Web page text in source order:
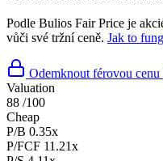
Podle Bulios Fair Price je
vůči své tržní ceně. Jak to
Odemknout férovou cenu
Valuation
88 /100
Cheap
P/B 0.35x
P/FCF 11.21x